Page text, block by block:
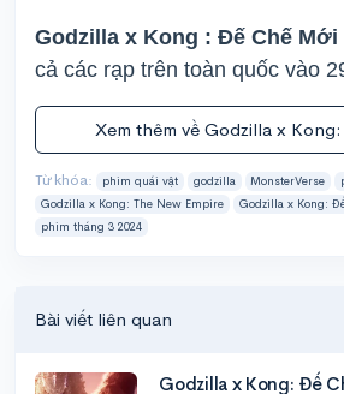
Godzilla x Kong : Đế Chế Mới
cả các rạp trên toàn quốc vào
Xem thêm về Godzilla x
Từ khóa: phim quái vật godzilla MonsterVerse
Godzilla x Kong: The New Empire
Godzilla x Kong:
phim tháng 3 2024
Bài viết liên quan
Godzilla x Kong: Đế